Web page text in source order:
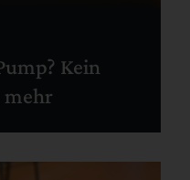
Kein
mehr